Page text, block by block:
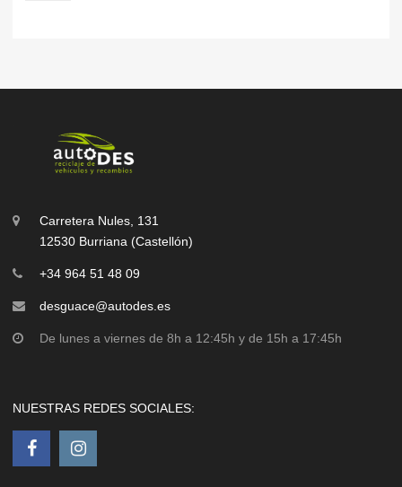
Carretera Nules, 131
12530 Burriana (Castellón)
+34 964 51 48 09
desguace@autodes.es
De lunes a viernes de 8h a 12:45h y de 15h a 17:45h
NUESTRAS REDES SOCIALES: